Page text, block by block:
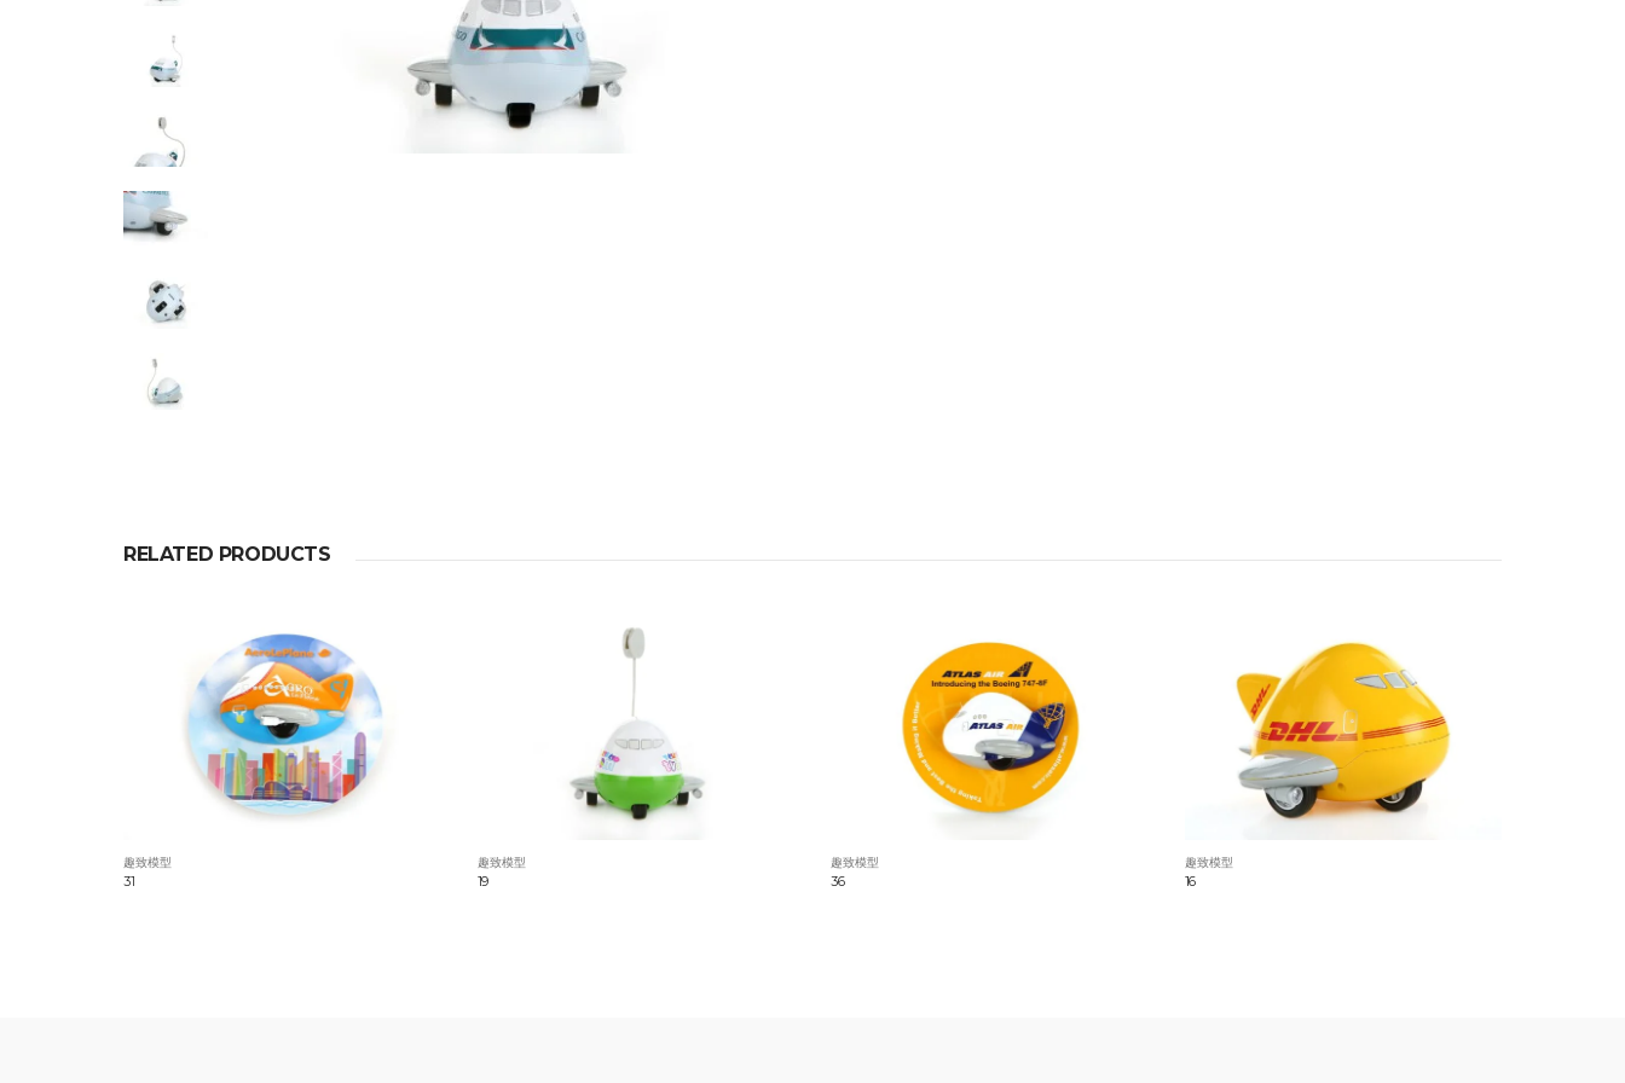
RELATED PRODUCTS
趣致模型
31
趣致模型
19
趣致模型
36
趣致模型
16